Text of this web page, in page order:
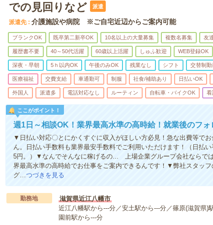
での見回りなど
派遣
派遣先 介護施設や病院 ※ご自宅近辺からご案内可能
ブランクOK 既卒第二新卒OK 10名以上の大量募集 複数名募集 友
履歴書不要 40～50代活躍 60歳以上活躍 しゅふ歓迎 WEB登録OK
深夜・早朝 5ｈ以内OK 午後のみOK 残業なし シフト 交替制勤
医療福祉 交費支給 車通勤可 制服 社食/補助あり 日払いOK
外国人 派遣多 電話対応なし ルーティン 自転車・バイクOK 看
ここがポイント！
週1日～相談OK！業界最高水準の高時給！就業後のフォ
▼日払い対応〇とにかくすぐに収入がほしい方必見！急な出費等で
ん。日払い手数料も業界最安手数料でご利用いただけます！（日払
5円。）▼なんでそんなに稼げるの... 上場企業グループ会社ならで
界最高水準の高時給でお仕事をご案内できるんです！▼弊社スタッ
グ… つづきを見る
勤務地
滋賀県近江八幡市
近江八幡駅から---分／安土駅から---分／篠原(滋賀県)
園前駅から---分